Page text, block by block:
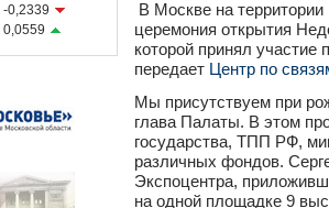
-0,2339
0,0559
В Москве на
церемония открытия
которой принял
передает Центр по
Мы присутствуем при
глава Палаты. В этом
государства, ТПП РФ,
различных фондов.
Экспоцентра,
на одной площадке 9